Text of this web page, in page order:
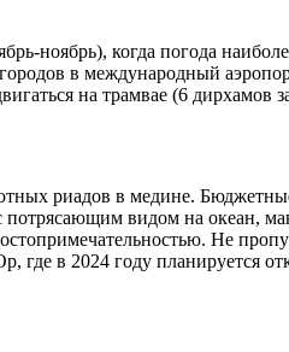
ноябрь), когда погода
в международный
на трамвае (6 дирхамов
риадов в медине.
видом на океан,
Не
где в 2024 году планируется